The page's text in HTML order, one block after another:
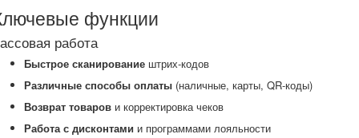
функции
работа
Быстрое сканирование штрих-кодов
Различные способы оплаты (наличные, карты, QR-коды)
Возврат товаров и корректировка чеков
Работа с дисконтами и программами лояльности